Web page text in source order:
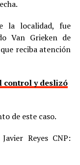
la localidad, fue
Van Grieken de
reciba atención
control y deslizó
de este caso.
Reyes CNP: